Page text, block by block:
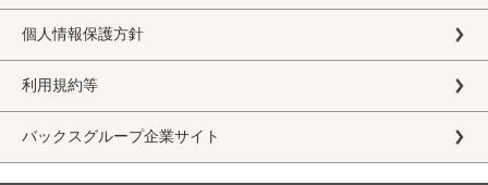
個人情報保護方針
利用規約等
バックスグループ企業サイト